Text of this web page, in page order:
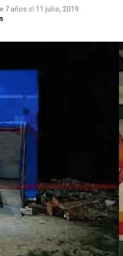
7 años el 11 julio, 2019